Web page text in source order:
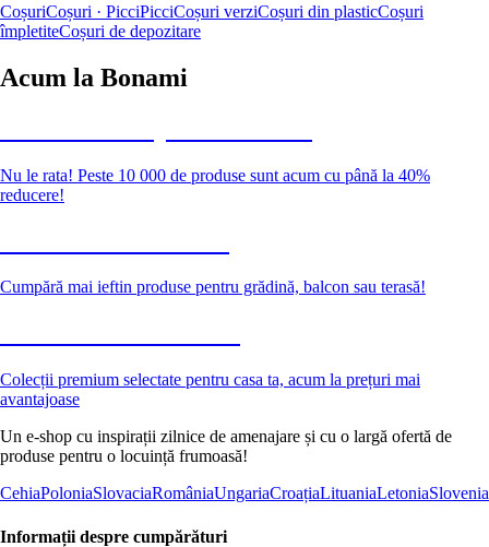
CoșuriCoșuri · PicciPicciCoșuri verziCoșuri din plasticCoșuri
împletiteCoșuri de depozitare
Acum la Bonami
Nu le rata! Peste 10 000 de produse sunt acum cu până la 40%
reducere!
Cumpără mai ieftin produse pentru grădină, balcon sau terasă!
Colecții premium selectate pentru casa ta, acum la prețuri mai
avantajoase
Un e-shop cu inspirații zilnice de amenajare și cu o largă ofertă de
produse pentru o locuință frumoasă!
CehiaPoloniaSlovaciaRomâniaUngariaCroațiaLituaniaLetoniaSlovenia
Informații despre cumpărături